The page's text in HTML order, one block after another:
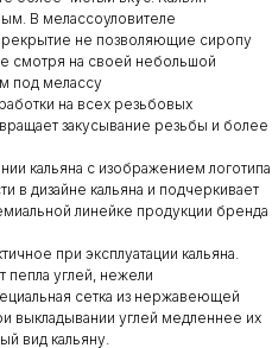
В мелассоуловителе
не позволяющие сиропу
смотря на своей небольшой
под мелассу
на всех резьбовых
закусывание резьбы и более
кальяна с изображением логотипа
в дизайне кальяна и подчеркивает
линейке продукции бренда
при эксплуатации кальяна.
пепла углей, нежели
сетка из нержавеющей
выкладывании углей медленнее их
вид кальяну.